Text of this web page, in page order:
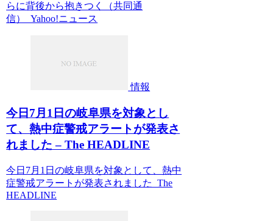
らに背後から抱きつく（共同通
信） Yahoo!ニュース
情報
今日7月1日の岐阜県を対象とし
て、熱中症警戒アラートが発表さ
れました – The HEADLINE
今日7月1日の岐阜県を対象として、熱中
症警戒アラートが発表されました The
HEADLINE